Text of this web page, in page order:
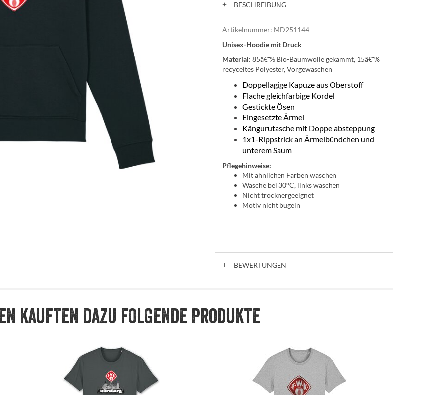
BESCHREIBUNG
Artikelnummer: MD251144
Unisex-Hoodie mit Druck
Material: 85â€¯% Bio-Baumwolle gekämmt, 15â€¯%
recyceltes Polyester, Vorgewaschen
Doppellagige Kapuze aus Oberstoff
Flache gleichfarbige Kordel
Gestickte Ösen
Eingesetzte Ärmel
Kängurutasche mit Doppelabsteppung
1x1-Rippstrick an Ärmelbündchen und
unterem Saum
Pflegehinweise:
Mit ähnlichen Farben waschen
Wäsche bei 30°C, links waschen
Nicht trocknergeeignet
Motiv nicht bügeln
BEWERTUNGEN
kauften dazu folgende Produkte